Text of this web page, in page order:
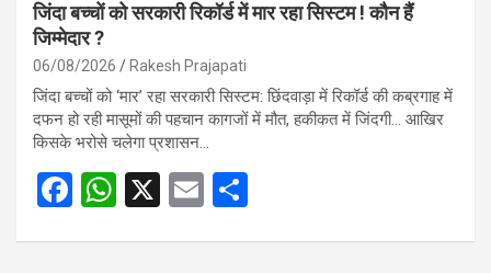
जिंदा बच्चों को सरकारी रिकॉर्ड में मार रहा सिस्टम ! कौन हैं
जिम्मेदार ?
06/08/2026 Rakesh Prajapati
जिंदा बच्चों को ‘मार’ रहा सरकारी सिस्टम: छिंदवाड़ा में रिकॉर्ड की कब्रगाह में
दफन हो रही मासूमों की पहचान कागजों में मौत, हकीकत में जिंदगी… आखिर
किसके भरोसे चलेगा प्रशासन…
F
W
X
E